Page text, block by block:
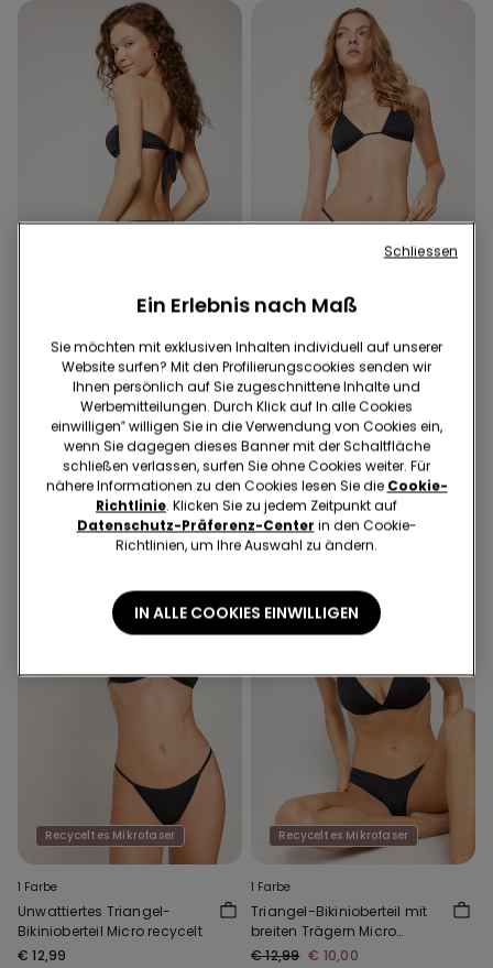
Recyceltes Mikrofaser
Hoher Brazilian-Bikinislip
mit Raffung Micro recycelt
€ 12,99 € 9,00
Niedrigster Preis in den letzten 30
€ 12,99 -31%
Regulärer Preis:€ 12,99 -31%
Recyceltes Mikrofaser
1 Farbe
Bikini-Stringtanga mit
hohem Beinausschnitt
Micro recycelt
€ 12,99
Recyceltes Mikrofaser
1 Farbe
Unwattiertes Triangel-
Bikinioberteil Micro recycelt
€ 12,99
Recyceltes Mikrofaser
1 Farbe
Triangel-Bikinioberteil mit
breiten Trägern Micro
recycelt
€ 12,99 € 10,00
Ein Erlebnis nach Maß
Sie möchten mit exklusiven Inhalten individuell auf unserer
Website surfen? Mit den Profilierungscookies senden wir
Ihnen persönlich auf Sie zugeschnittene Inhalte und
Werbemitteilungen. Durch Klick auf In alle Cookies
einwilligen‟ willigen Sie in die Verwendung von Cookies ein,
wenn Sie dagegen dieses Banner mit der Schaltfläche
schließen verlassen, surfen Sie ohne Cookies weiter. Für
nähere Informationen zu den Cookies lesen Sie die Cookie-
Richtlinie. Klicken Sie zu jedem Zeitpunkt auf
Datenschutz-Präferenz-Center in den Cookie-
Richtlinien, um Ihre Auswahl zu ändern.
IN ALLE COOKIES EINWILLIGEN
Schliessen